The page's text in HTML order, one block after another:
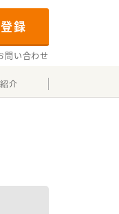
録
問い合わせ
介